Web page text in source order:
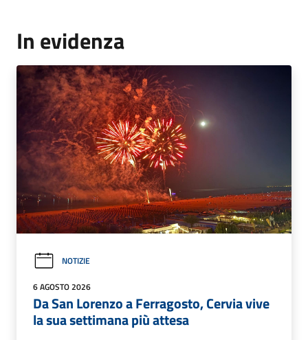
In evidenza
NOTIZIE
6 AGOSTO 2026
Da San Lorenzo a Ferragosto, Cervia vive
la sua settimana più attesa